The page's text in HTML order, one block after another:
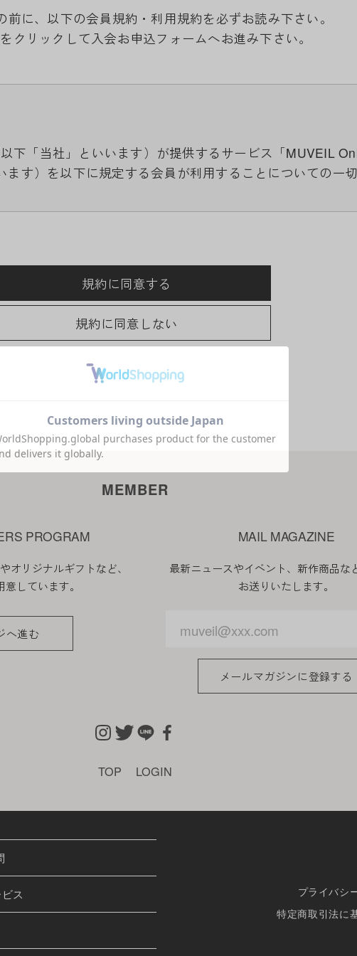
前に、以下の会員規約・利用規約を必ずお読み下さい。
クリックして入会お申込フォームへお進み下さい。
下「当社」といいます）が提供するサービス「MUVEIL
す）を以下に規定する会員が利用することについての一
約に従うものとします）
本規約を随時変更することができるものとし、会員はこれ
に1ヵ月間表示した時点で、全ての会員が了承したものとみ
必要と判断した場合、当社は、会員に対し随時必要な事項
た時点で全ての会員に通知したものとみなします。
メールアドレスおよびパスワードが必要になります。
情報
の住所、電話番号、購入履歴などの大切な個人情報がネッ
合など、当社が不適当と判断した時は、その会員登録を承
のいずれかであることが判明した場合は、ただちに承認を
を禁止します
規約に同意しない
規約に同意する
MEMBER
PROGRAM
オリジナルギフトなど、
しています。
へ進む
MAIL MAGAZINE
最新ニュースやイベント、新作商品な
お送りいたします。
メールマガジンに登録する
TOP LOGIN
ス
プライバシ
特定商取引法に